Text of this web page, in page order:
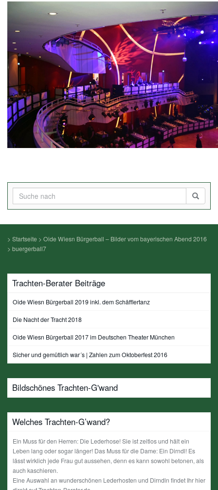
> Startseite > Oide Wiesn Bürgerball – Bilder vom bayerischen Abend 2016
> buergerball7
Trachten-Berater Beiträge
Oide Wiesn Bürgerball 2019 inkl. dem Schäfflertanz
Die Nacht der Tracht 2018
Oide Wiesn Bürgerball 2017 im Deutschen Theater München
Sicher und gemütlich war´s | Zahlen zum Oktoberfest 2016
Bildschönes Trachten-G'wand
Welches Trachten-G’wand?
Ein Muss für den Herren: Die Lederhose! Sie ist zeitlos und hält ein
Leben lang oder sogar länger! Das Muss für die Dame: Ein Dirndl! Es
lässt wirklich jede Frau gut aussehen, denn es kann sowohl betonen, als
auch kaschieren.
Eine Auswahl an wunderschönen Lederhosten und Dirndln findet Ihr hier